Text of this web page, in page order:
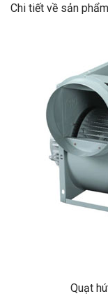
Chi tiết về sản
Quạt